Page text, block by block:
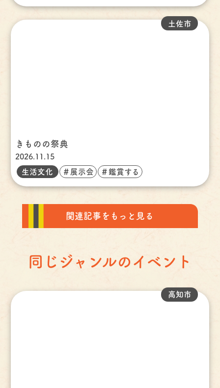
きものの祭典
2026.11.15
土佐市
生活文化 ＃展示会 ＃鑑賞する
関連記事をもっと見る
同じジャンルのイベント
高知市